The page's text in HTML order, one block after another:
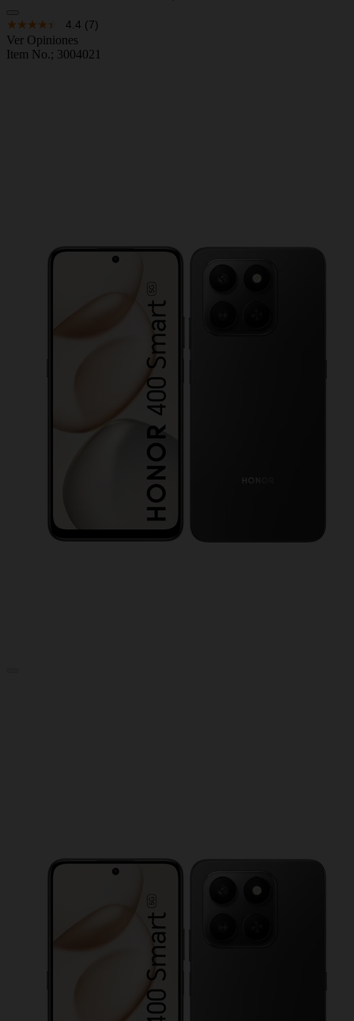
4.4 (7)
Ver Opiniones
Item No.; 3004021